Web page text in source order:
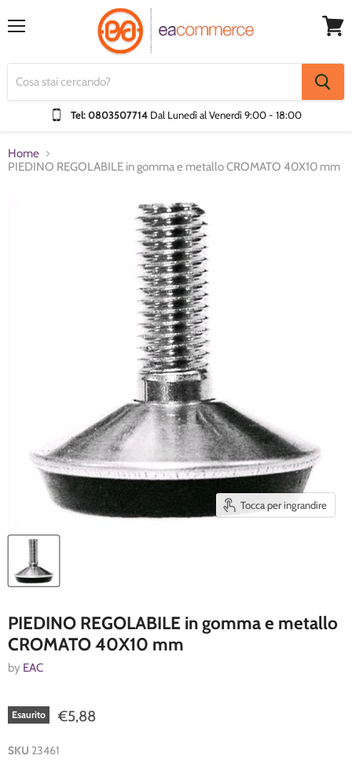
Tel: 0803507714 Dal Lunedì al Venerdì9:00 - 18:00
Home
PIEDINO REGOLABILE in gomma e metallo CROMATO 40X10 mm
Tocca per ingrandire
PIEDINO REGOLABILE in gomma e metallo
CROMATO 40X10 mm
by EAC
Esaurito €5,88
SKU 23461